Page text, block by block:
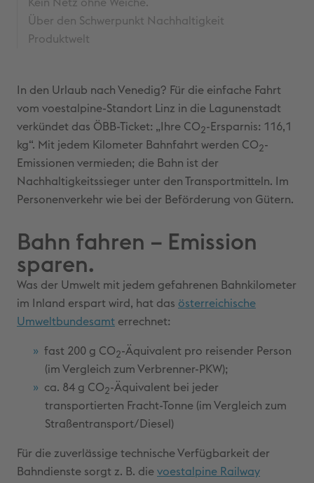
Kein Netz ohne Weiche.
Über den Schwerpunkt Nachhaltigkeit
Produktwelt
In den Urlaub nach Venedig? Für die einfache Fahrt
vom voestalpine-Standort Linz in die Lagunenstadt
verkündet das ÖBB-Ticket: „Ihre CO2-Ersparnis: 116,1
kg“. Mit jedem Kilometer Bahnfahrt werden CO2-
Emissionen vermieden; die Bahn ist der
Nachhaltigkeitssieger unter den Transportmitteln. Im
Personenverkehr wie bei der Beförderung von Gütern.
Bahn fahren – Emission
sparen.
Was der Umwelt mit jedem gefahrenen Bahnkilometer
im Inland erspart wird, hat das österreichische
Umweltbundesamt errechnet:
fast 200 g CO2-Äquivalent pro reisender Person
(im Vergleich zum Verbrenner-PKW);
ca. 84 g CO2-Äquivalent bei jeder
transportierten Fracht-Tonne (im Vergleich zum
Straßentransport/Diesel)
Für die zuverlässige technische Verfügbarkeit der
Bahndienste sorgt z. B. die voestalpine Railway